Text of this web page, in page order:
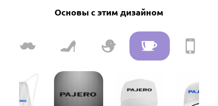
Основы с этим дизайном